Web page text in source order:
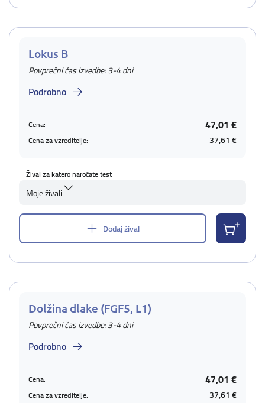
Lokus B
Povprečni čas izvedbe: 3-4 dni
Podrobno
Cena: 47,01 €
Cena za vzreditelje: 37,61 €
Žival za katero naročate test
Moje živali
Dodaj žival
Dolžina dlake (FGF5, L1)
Povprečni čas izvedbe: 3-4 dni
Podrobno
Cena: 47,01 €
Cena za vzreditelje: 37,61 €